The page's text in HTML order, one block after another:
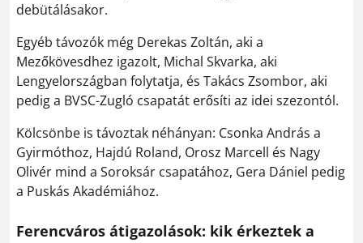
debütálásakor.
Egyéb távozók még Derekas Zoltán, aki a
Mezőkövesdhez igazolt, Michal Skvarka, aki
Lengyelországban folytatja, és Takács Zsombor, aki
pedig a BVSC-Zugló csapatát erősíti az idei szezontól.
Kölcsönbe is távoztak néhányan: Csonka András a
Gyirmóthoz, Hajdú Roland, Orosz Marcell és Nagy
Olivér mind a Soroksár csapatához, Gera Dániel pedig
a Puskás Akadémiához.
Ferencváros átigazolások: kik érkeztek a